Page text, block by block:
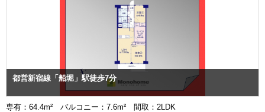
都営新宿線「船堀」駅徒歩7分
専有：64.4m² バルコニー：7.6m² 間取：2LDK